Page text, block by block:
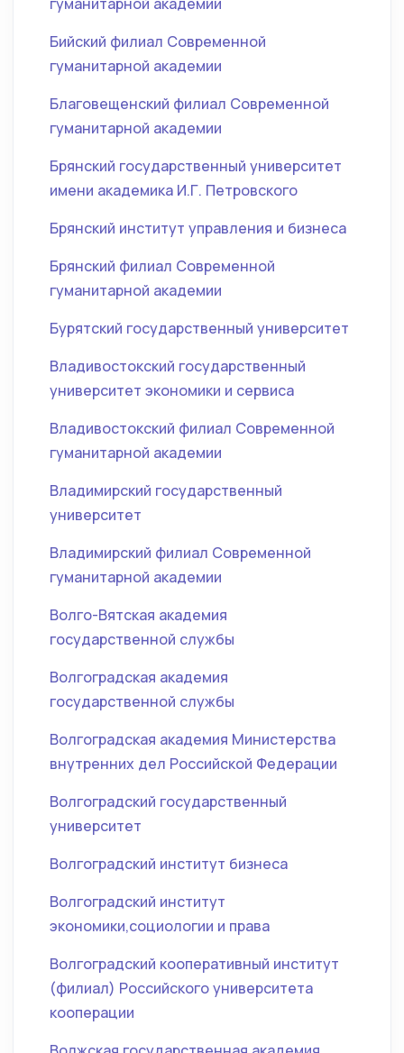
Бийский филиал Современной
гуманитарной академии
Благовещенский филиал Современной
гуманитарной академии
Брянский государственный университет
имени академика И.Г. Петровского
Брянский институт управления и бизнеса
Брянский филиал Современной
гуманитарной академии
Бурятский государственный университет
Владивостокский государственный
университет экономики и сервиса
Владивостокский филиал Современной
гуманитарной академии
Владимирский государственный
университет
Владимирский филиал Современной
гуманитарной академии
Волго-Вятская академия
государственной службы
Волгоградская академия
государственной службы
Волгоградская академия Министерства
внутренних дел Российской Федерации
Волгоградский государственный
университет
Волгоградский институт бизнеса
Волгоградский институт
экономики,социологии и права
Волгоградский кооперативный институт
(филиал) Российского университета
кооперации